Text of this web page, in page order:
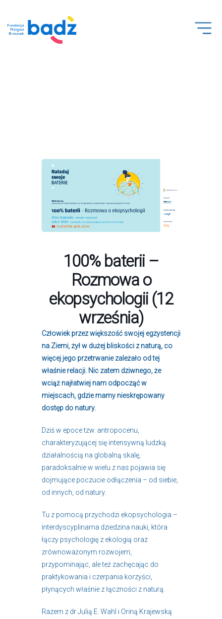
Open
100% baterii –
Rozmowa o
ekopsychologii (12
września)
Człowiek przez większość swojej egzystencji
na Ziemi, żył w dużej bliskości z naturą, co
więcej jego przetrwanie zależało od tej
właśnie relacji. Nic zatem dziwnego, że
wciąż najłatwiej nam odpocząć w
miejscach, gdzie mamy nieskrępowany
dostęp do natury.
Dziś w epoce tzw. antropocenu,
charakteryzującej się intensywną ludzką
działalnością na globalną skalę,
paradoksalnie w wielu z nas pojawia się
dojmujące poczucie odłączenia – od siebie,
od innych, od natury.
Tu z pomocą przychodzi ekopsychologia –
interdyscyplinarna dziedzina nauki, która
łączy psychologię z ekologią oraz
zrównoważonym rozwojem,
przypominając, ale też zachęcając do
praktykowania i czerpania korzyści,
płynących właśnie z łączności z naturą.
Razem z dr Julią E. Wahl i Oriną Krajewską